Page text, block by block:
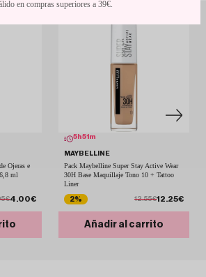
Ojeras e
ml
4.00€
5 h51 m
MAYBELLINE
Pack Maybelline Super Stay Active Wear
30H Base Maquillaje Tono 10 + Tattoo
Liner
2%
12.55€12.25€
Añadir al carrito
en compras superiores a 39€.